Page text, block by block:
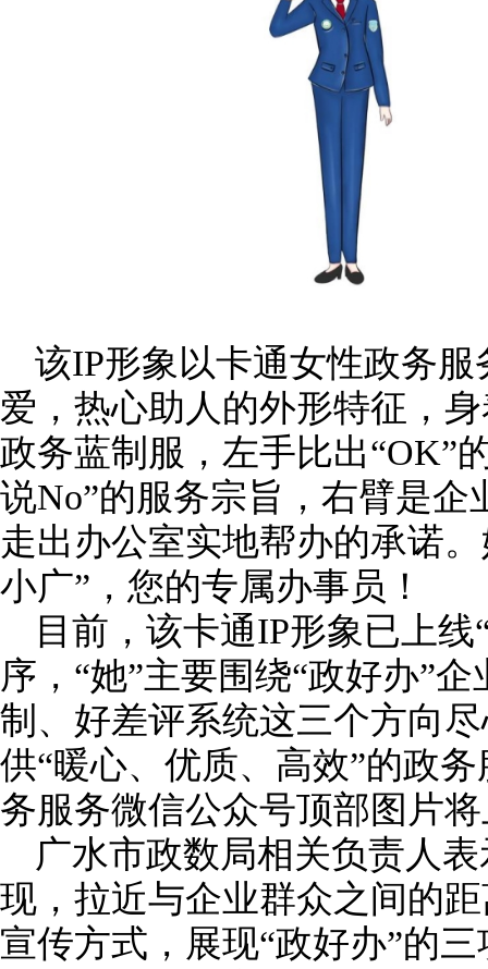
该IP形象以卡通女性政务
爱，热心助人的外形特征，
政务蓝制服，左手比出“OK”
说No”的服务宗旨，右臂是
走出办公室实地帮办的承诺
小广”，您的专属办事员！
目前，该卡通IP形象已上
序，“她”主要围绕“政好办”
制、好差评系统这三个方向
供“暖心、优质、高效”的政
务服务微信公众号顶部图片
广水市政数局相关负责人
现，拉近与企业群众之间的
宣传方式，展现“政好办”的